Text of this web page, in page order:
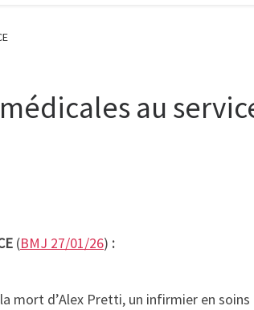
au
(BMJ 27/01/26) :
mort d’Alex Pretti, un infirmier en soins